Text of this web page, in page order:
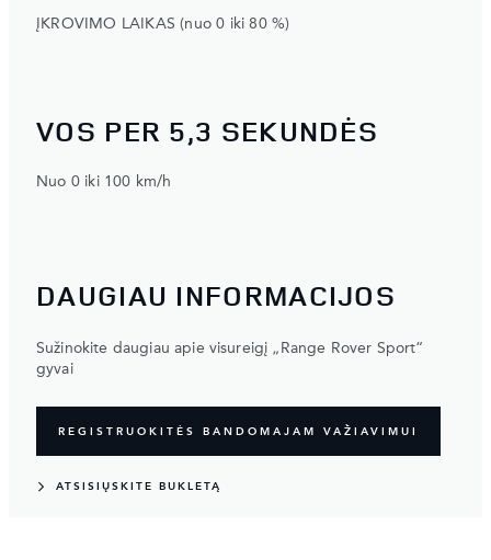
ĮKROVIMO LAIKAS (nuo 0 iki 80 %)
VOS PER 5,3 SEKUNDĖS
Nuo 0 iki 100 km/h
DAUGIAU INFORMACIJOS
Sužinokite daugiau apie visureigį „Range Rover Sport“
gyvai
REGISTRUOKITĖS BANDOMAJAM VAŽIAVIMUI
ATSISIŲSKITE BUKLETĄ